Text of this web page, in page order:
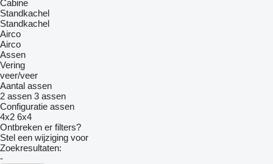
Cabine
Standkachel
Standkachel
Airco
Airco
Assen
Vering
veer/veer
Aantal assen
2 assen 3 assen
Configuratie assen
4x2 6x4
Ontbreken er filters?
Stel een wijziging voor
Zoekresultaten:
-